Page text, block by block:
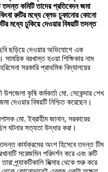
তদন্ত কমিটি তাদের প্রতিবেদন জমা
রুটির মধ্যে ব্লেড ঢুকানোর কোনো
মধ্যে ঢুকিয়ে দেওয়ার বিষয়টি তদন্ত
ছড়িয়ে দেওয়ার অভিযোগে এক
বরখাস্ত হওয়া শিক্ষিকার নাম
সরকারি প্রাথমিক বিদ্যালয়ের
কৃষি কর্মকর্তা মো. সেকেন্দার শেখ
দেওয়ার বিষয়টি নিশ্চিত করেছেন।
মো. ইব্রাহীম জানান, সরকারের
ঘটনার সত্যতা উদ্ধার করা।
তদন্ত কার্যক্রমের অংশ হিসেবে তদন্ত টিম
সরেজমিন পরিদর্শন করে এবং রুটি
প্র্যাকটিকালি মিক্সার থেকে শুরু করে